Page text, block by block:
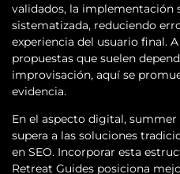
validados, la implementación
sistematizada, reduciendo
experiencia del usuario final.
propuestas que suelen
improvisación, aquí se
evidencia.
En el aspecto digital,
supera a las soluciones
en SEO. Incorporar esta
Retreat Guides posiciona